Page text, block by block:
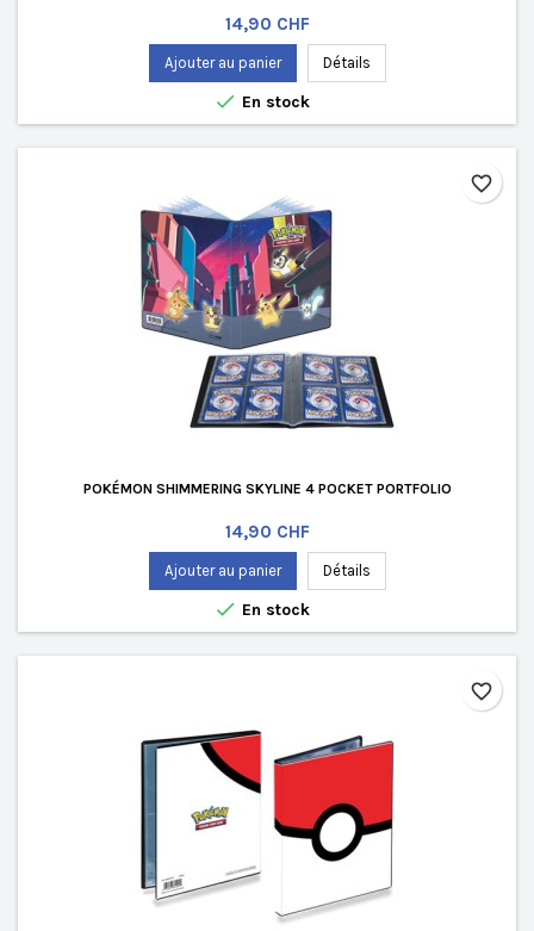
Prix
14,90 CHF
Ajouter au panier Détails
 En stock
POKÉMON SHIMMERING SKYLINE 4 POCKET PORTFOLIO
Prix
14,90 CHF
Ajouter au panier Détails
 En stock
favorite_border
favorite_border